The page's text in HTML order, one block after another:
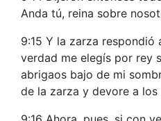
Anda tú, reina sobre
9:15 Y la zarza respondió
verdad me elegís por rey
abrigaos bajo de mi
de la zarza y devore a